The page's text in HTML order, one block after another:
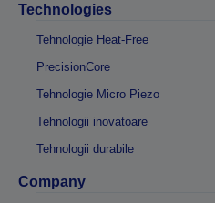
Technologies
Tehnologie Heat-Free
PrecisionCore
Tehnologie Micro Piezo
Tehnologii inovatoare
Tehnologii durabile
Company